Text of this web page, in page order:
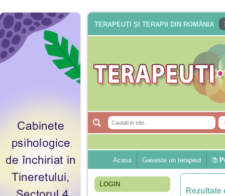
TERAPEUȚI ȘI TERAPII DIN ROMÂNIA
Acasa Gaseste un terapeut
LOGIN
Rezultate